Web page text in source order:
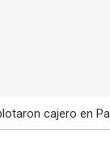
cajero en